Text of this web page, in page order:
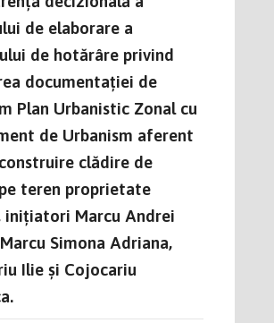
de elaborare a
de hotărâre privind
documentației de
Plan Urbanistic Zonal cu
de Urbanism aferent
clădire de
teren proprietate
inițiatori Marcu Andrei
Simona Adriana,
Ilie și Cojocariu